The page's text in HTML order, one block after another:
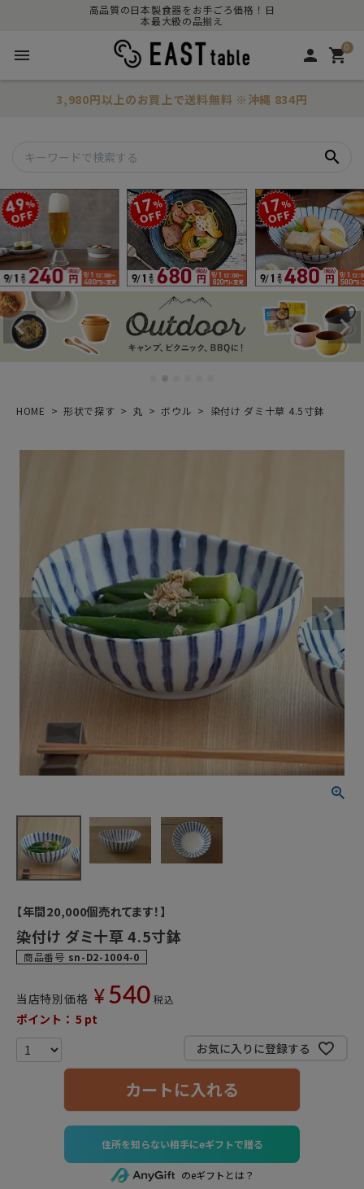
高品質の日本製食器をお手ごろ価格！日
本最大級の品揃え
menu person 0
shopping_cart
3,980円以上のお買上で送料無料 ※沖縄 834円
search
HOME 形状で探す 丸 ボウル 染付け ダミ十草 4.5寸鉢
【年間20,000個売れてます！】
染付け ダミ十草 4.5寸鉢
商品番号 sn-D2-1004-0
当店特別価格 ¥ 540 税込
ポイント： 5 pt
お気に入りに登録する
カートに入れる
住所を知らない相手にeギフトで贈る
のeギフトとは？